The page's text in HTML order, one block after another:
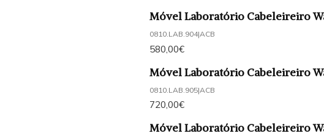
Móvel Laboratório Cabeleireiro
0810.LAB.904|ACB
580,00€
Móvel Laboratório Cabeleireiro
0810.LAB.905|ACB
720,00€
Móvel Laboratório Cabeleireiro